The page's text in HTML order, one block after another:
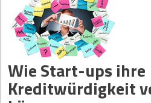
Wie Start-ups ihre
Kreditwürdigkeit